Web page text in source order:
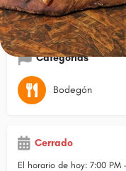
Cómo llegar
Categorías
Bodegón
Cerrado
El horario de hoy: 7:00 PM